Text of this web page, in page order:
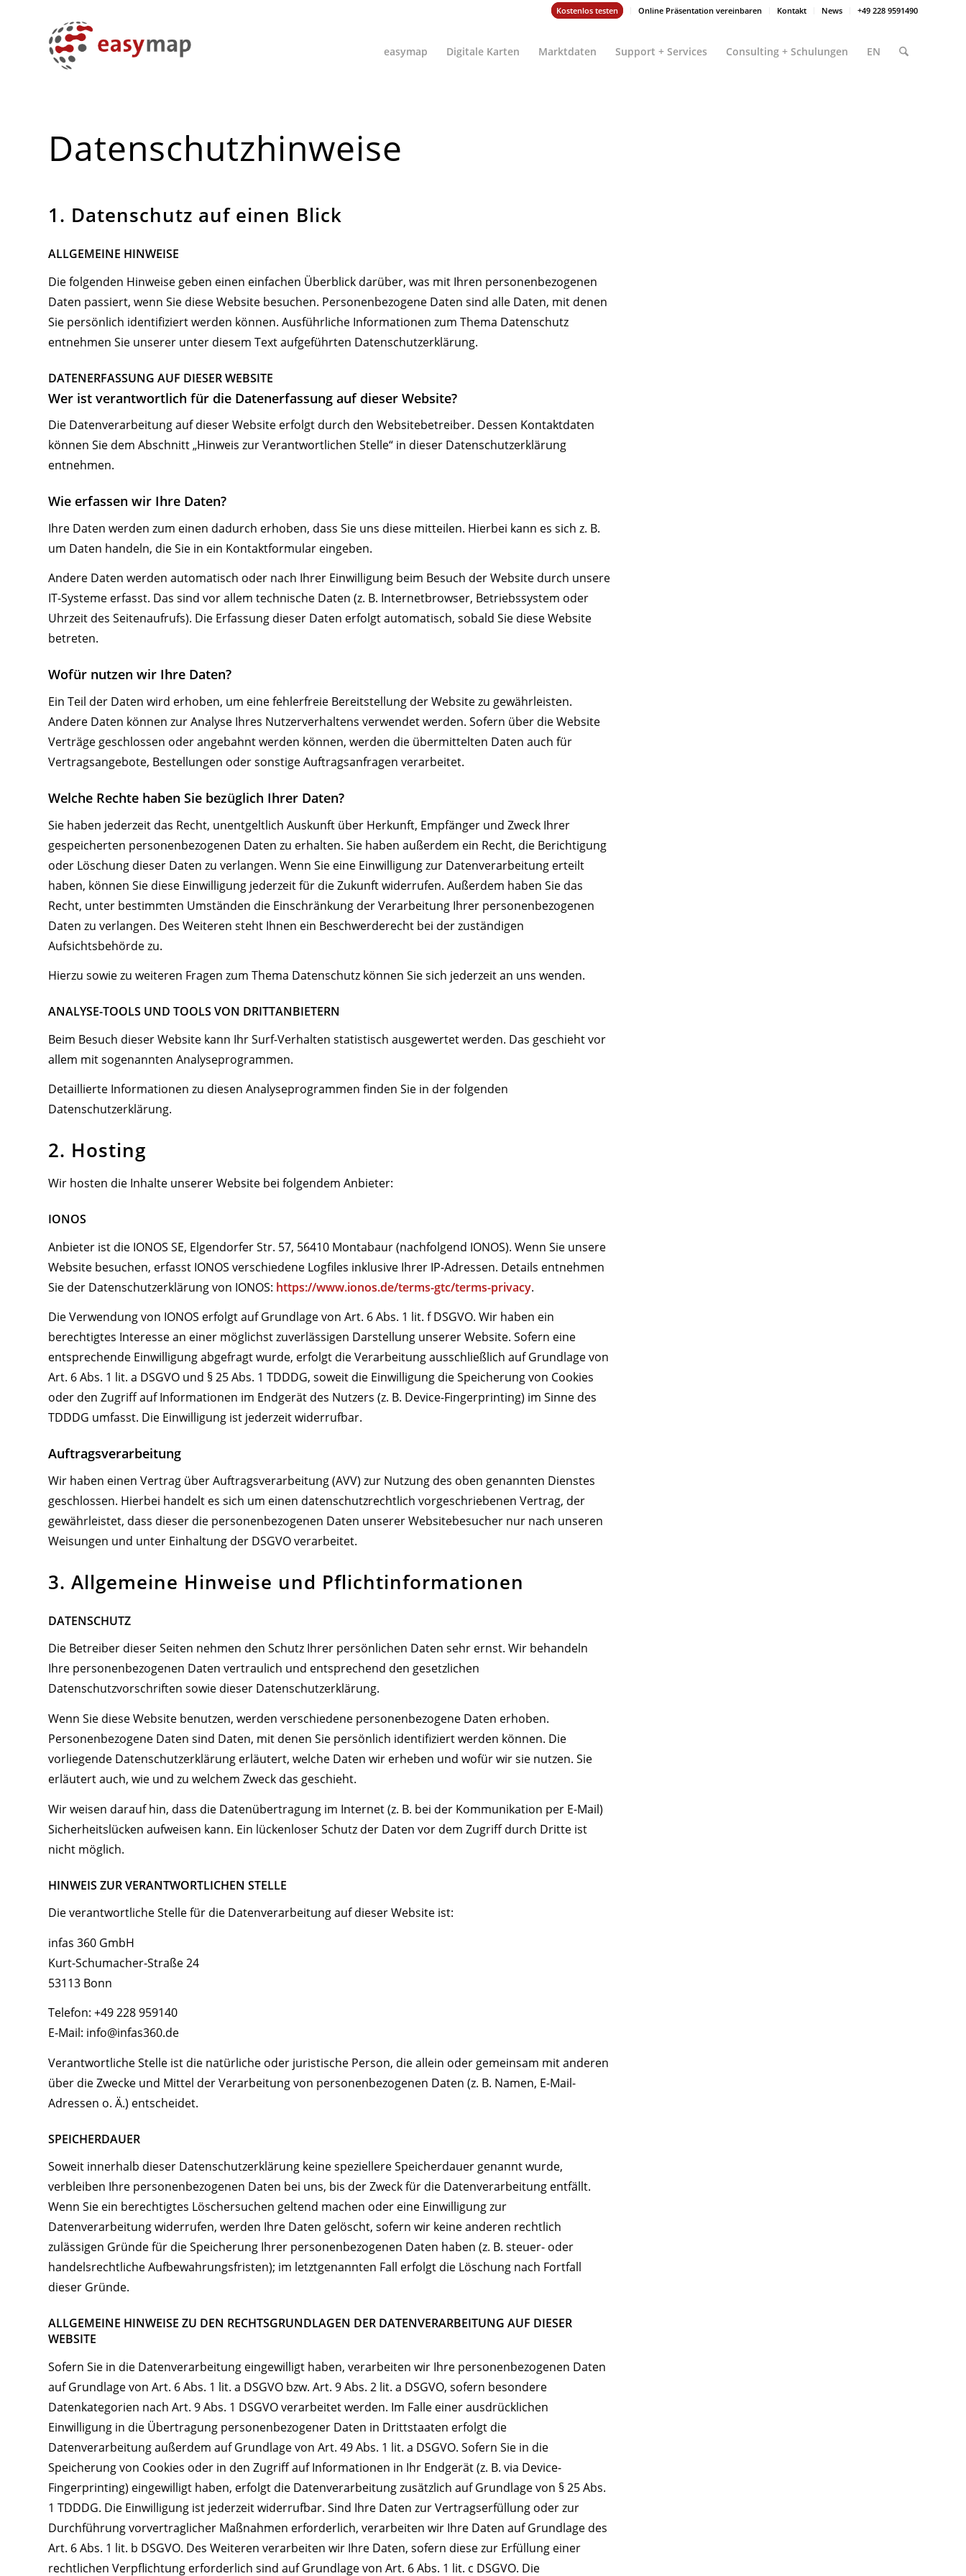
Kostenlos testen Online Präsentation vereinbaren Kontakt News +49 228 9591490
easymap Digitale Karten Marktdaten Support + Services Consulting + Schulungen EN
Datenschutzhinweise
1. Datenschutz auf einen Blick
ALLGEMEINE HINWEISE
Die folgenden Hinweise geben einen einfachen Überblick darüber, was mit Ihren personenbezogenen
Daten passiert, wenn Sie diese Website besuchen. Personenbezogene Daten sind alle Daten, mit denen
Sie persönlich identifiziert werden können. Ausführliche Informationen zum Thema Datenschutz
entnehmen Sie unserer unter diesem Text aufgeführten Datenschutzerklärung.
DATENERFASSUNG AUF DIESER WEBSITE
Wer ist verantwortlich für die Datenerfassung auf dieser Website?
Die Datenverarbeitung auf dieser Website erfolgt durch den Websitebetreiber. Dessen Kontaktdaten
können Sie dem Abschnitt „Hinweis zur Verantwortlichen Stelle“ in dieser Datenschutzerklärung
entnehmen.
Wie erfassen wir Ihre Daten?
Ihre Daten werden zum einen dadurch erhoben, dass Sie uns diese mitteilen. Hierbei kann es sich z. B.
um Daten handeln, die Sie in ein Kontaktformular eingeben.
Andere Daten werden automatisch oder nach Ihrer Einwilligung beim Besuch der Website durch unsere
IT-Systeme erfasst. Das sind vor allem technische Daten (z. B. Internetbrowser, Betriebssystem oder
Uhrzeit des Seitenaufrufs). Die Erfassung dieser Daten erfolgt automatisch, sobald Sie diese Website
betreten.
Wofür nutzen wir Ihre Daten?
Ein Teil der Daten wird erhoben, um eine fehlerfreie Bereitstellung der Website zu gewährleisten.
Andere Daten können zur Analyse Ihres Nutzerverhaltens verwendet werden. Sofern über die Website
Verträge geschlossen oder angebahnt werden können, werden die übermittelten Daten auch für
Vertragsangebote, Bestellungen oder sonstige Auftragsanfragen verarbeitet.
Welche Rechte haben Sie bezüglich Ihrer Daten?
Sie haben jederzeit das Recht, unentgeltlich Auskunft über Herkunft, Empfänger und Zweck Ihrer
gespeicherten personenbezogenen Daten zu erhalten. Sie haben außerdem ein Recht, die Berichtigung
oder Löschung dieser Daten zu verlangen. Wenn Sie eine Einwilligung zur Datenverarbeitung erteilt
haben, können Sie diese Einwilligung jederzeit für die Zukunft widerrufen. Außerdem haben Sie das
Recht, unter bestimmten Umständen die Einschränkung der Verarbeitung Ihrer personenbezogenen
Daten zu verlangen. Des Weiteren steht Ihnen ein Beschwerderecht bei der zuständigen
Aufsichtsbehörde zu.
Hierzu sowie zu weiteren Fragen zum Thema Datenschutz können Sie sich jederzeit an uns wenden.
ANALYSE-TOOLS UND TOOLS VON DRITT­ANBIETERN
Beim Besuch dieser Website kann Ihr Surf-Verhalten statistisch ausgewertet werden. Das geschieht vor
allem mit sogenannten Analyseprogrammen.
Detaillierte Informationen zu diesen Analyseprogrammen finden Sie in der folgenden
Datenschutzerklärung.
2. Hosting
Wir hosten die Inhalte unserer Website bei folgendem Anbieter:
IONOS
Anbieter ist die IONOS SE, Elgendorfer Str. 57, 56410 Montabaur (nachfolgend IONOS). Wenn Sie unsere
Website besuchen, erfasst IONOS verschiedene Logfiles inklusive Ihrer IP-Adressen. Details entnehmen
Sie der Datenschutzerklärung von IONOS: https://www.ionos.de/terms-gtc/terms-privacy.
Die Verwendung von IONOS erfolgt auf Grundlage von Art. 6 Abs. 1 lit. f DSGVO. Wir haben ein
berechtigtes Interesse an einer möglichst zuverlässigen Darstellung unserer Website. Sofern eine
entsprechende Einwilligung abgefragt wurde, erfolgt die Verarbeitung ausschließlich auf Grundlage von
Art. 6 Abs. 1 lit. a DSGVO und § 25 Abs. 1 TDDDG, soweit die Einwilligung die Speicherung von Cookies
oder den Zugriff auf Informationen im Endgerät des Nutzers (z. B. Device-Fingerprinting) im Sinne des
TDDDG umfasst. Die Einwilligung ist jederzeit widerrufbar.
Auftragsverarbeitung
Wir haben einen Vertrag über Auftragsverarbeitung (AVV) zur Nutzung des oben genannten Dienstes
geschlossen. Hierbei handelt es sich um einen datenschutzrechtlich vorgeschriebenen Vertrag, der
gewährleistet, dass dieser die personenbezogenen Daten unserer Websitebesucher nur nach unseren
Weisungen und unter Einhaltung der DSGVO verarbeitet.
3. Allgemeine Hinweise und Pflicht­informationen
DATENSCHUTZ
Die Betreiber dieser Seiten nehmen den Schutz Ihrer persönlichen Daten sehr ernst. Wir behandeln
Ihre personenbezogenen Daten vertraulich und entsprechend den gesetzlichen
Datenschutzvorschriften sowie dieser Datenschutzerklärung.
Wenn Sie diese Website benutzen, werden verschiedene personenbezogene Daten erhoben.
Personenbezogene Daten sind Daten, mit denen Sie persönlich identifiziert werden können. Die
vorliegende Datenschutzerklärung erläutert, welche Daten wir erheben und wofür wir sie nutzen. Sie
erläutert auch, wie und zu welchem Zweck das geschieht.
Wir weisen darauf hin, dass die Datenübertragung im Internet (z. B. bei der Kommunikation per E-Mail)
Sicherheitslücken aufweisen kann. Ein lückenloser Schutz der Daten vor dem Zugriff durch Dritte ist
nicht möglich.
HINWEIS ZUR VERANTWORTLICHEN STELLE
Die verantwortliche Stelle für die Datenverarbeitung auf dieser Website ist:
infas 360 GmbH
Kurt-Schumacher-Straße 24
53113 Bonn
Telefon: +49 228 959140
E-Mail: info@infas360.de
Verantwortliche Stelle ist die natürliche oder juristische Person, die allein oder gemeinsam mit anderen
über die Zwecke und Mittel der Verarbeitung von personenbezogenen Daten (z. B. Namen, E-Mail-
Adressen o. Ä.) entscheidet.
SPEICHERDAUER
Soweit innerhalb dieser Datenschutzerklärung keine speziellere Speicherdauer genannt wurde,
verbleiben Ihre personenbezogenen Daten bei uns, bis der Zweck für die Datenverarbeitung entfällt.
Wenn Sie ein berechtigtes Löschersuchen geltend machen oder eine Einwilligung zur
Datenverarbeitung widerrufen, werden Ihre Daten gelöscht, sofern wir keine anderen rechtlich
zulässigen Gründe für die Speicherung Ihrer personenbezogenen Daten haben (z. B. steuer- oder
handelsrechtliche Aufbewahrungsfristen); im letztgenannten Fall erfolgt die Löschung nach Fortfall
dieser Gründe.
ALLGEMEINE HINWEISE ZU DEN RECHTSGRUNDLAGEN DER DATENVERARBEITUNG AUF DIESER
WEBSITE
Sofern Sie in die Datenverarbeitung eingewilligt haben, verarbeiten wir Ihre personenbezogenen Daten
auf Grundlage von Art. 6 Abs. 1 lit. a DSGVO bzw. Art. 9 Abs. 2 lit. a DSGVO, sofern besondere
Datenkategorien nach Art. 9 Abs. 1 DSGVO verarbeitet werden. Im Falle einer ausdrücklichen
Einwilligung in die Übertragung personenbezogener Daten in Drittstaaten erfolgt die
Datenverarbeitung außerdem auf Grundlage von Art. 49 Abs. 1 lit. a DSGVO. Sofern Sie in die
Speicherung von Cookies oder in den Zugriff auf Informationen in Ihr Endgerät (z. B. via Device-
Fingerprinting) eingewilligt haben, erfolgt die Datenverarbeitung zusätzlich auf Grundlage von § 25 Abs.
1 TDDDG. Die Einwilligung ist jederzeit widerrufbar. Sind Ihre Daten zur Vertragserfüllung oder zur
Durchführung vorvertraglicher Maßnahmen erforderlich, verarbeiten wir Ihre Daten auf Grundlage des
Art. 6 Abs. 1 lit. b DSGVO. Des Weiteren verarbeiten wir Ihre Daten, sofern diese zur Erfüllung einer
rechtlichen Verpflichtung erforderlich sind auf Grundlage von Art. 6 Abs. 1 lit. c DSGVO. Die